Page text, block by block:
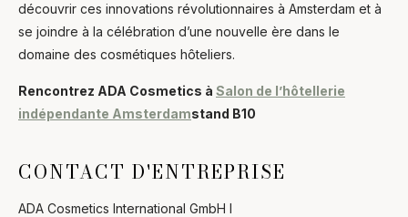
découvrir ces innovations révolutionnaires à Amsterdam et à
se joindre à la célébration d’une nouvelle ère dans le
domaine des cosmétiques hôteliers.
Rencontrez ADA Cosmetics à Salon de l’hôtellerie
indépendante Amsterdamstand B10
CONTACT D'ENTREPRISE
ADA Cosmetics International GmbH l